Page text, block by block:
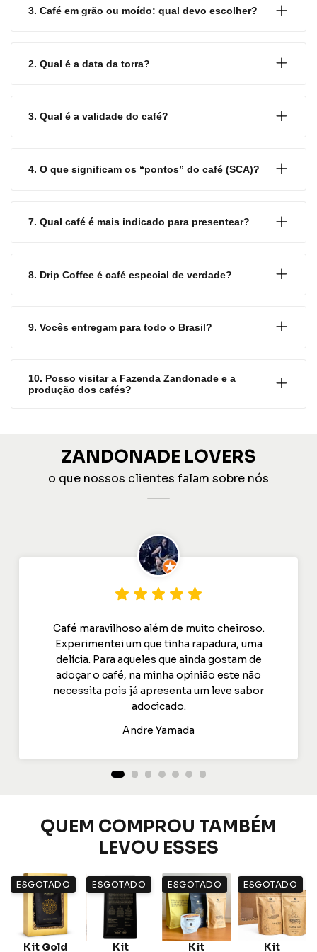
3. Café em grão ou moído: qual devo escolher?
2. Qual é a data da torra?
3. Qual é a validade do café?
4. O que significam os “pontos” do café (SCA)?
7. Qual café é mais indicado para presentear?
8. Drip Coffee é café especial de verdade?
9. Vocês entregam para todo o Brasil?
10. Posso visitar a Fazenda Zandonade e a
produção dos cafés?
ZANDONADE LOVERS
o que nossos clientes falam sobre nós
Café maravilhoso além de muito cheiroso.
Experimentei um que tinha rapadura, uma
delícia. Para aqueles que ainda gostam de
adoçar o café, na minha opinião este não
necessita pois já apresenta um leve sabor
adocicado.
Andre Yamada
QUEM COMPROU TAMBÉM
LEVOU ESSES
ESGOTADO
Kit Gold
ESGOTADO
Kit
ESGOTADO
Kit
ESGOTADO
Kit